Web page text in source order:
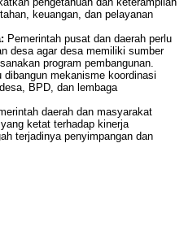
keuangan, dan pelayanan
Pemerintah pusat dan daerah perlu
desa agar desa memiliki sumber
program pembangunan.
dibangun mekanisme koordinasi
BPD, dan lembaga
daerah dan masyarakat
ketat terhadap kinerja
terjadinya penyimpangan dan